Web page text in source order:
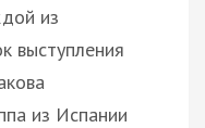
из
выступления
из Испании